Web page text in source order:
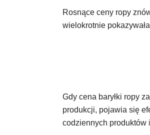
Rosnące ceny ropy
wielokrotnie
Gdy cena baryłki ropy
produkcji, pojawia się
codziennych produktów